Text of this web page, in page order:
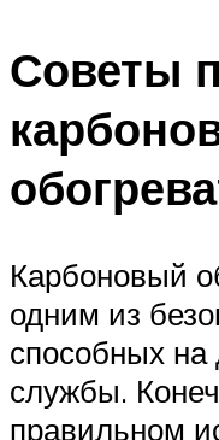
Советы
Карбоновый
одним из
способных на
службы.
правильном